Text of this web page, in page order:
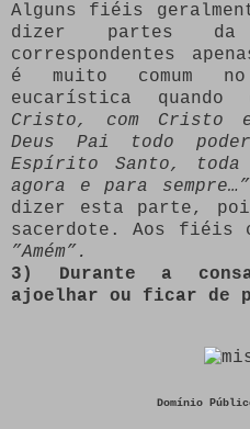
Alguns fiéis
dizer partes
correspondentes
é muito comum
eucarística
Cristo, com Cristo
Deus Pai todo
Espírito Santo,
agora e para sempre…”
dizer esta parte,
sacerdote. Aos fiéis
”Amém”.
3) Durante a
ajoelhar ou ficar de
Domínio